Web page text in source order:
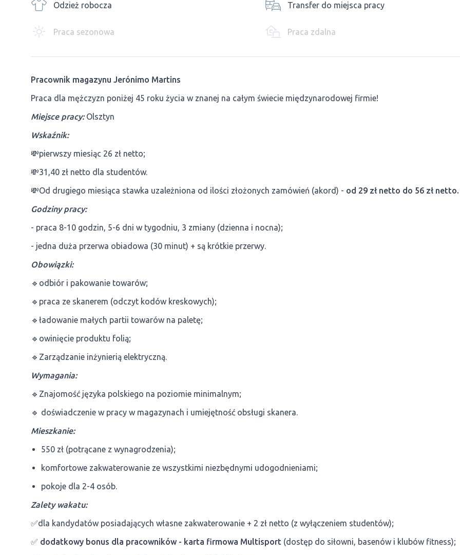
Odzież robocza Transfer do miejsca pracy
Praca sezonowa Praca zdalna
Pracownik magazynu Jerónimo Martins
Praca dla mężczyzn poniżej 45 roku życia w znanej na całym świecie międzynarodowej firmie!
Miejsce pracy:Olsztyn
Wskaźnik:
💸pierwszy miesiąc 26 zł netto;
💸31,40 zł netto dla studentów.
💸Od drugiego miesiąca stawka uzależniona od ilości złożonych zamówień (akord) - od 29 zł netto do 56 zł netto.
Godziny pracy:
- praca 8-10 godzin, 5-6 dni w tygodniu, 3 zmiany (dzienna i nocna);
- jedna duża przerwa obiadowa (30 minut) + są krótkie przerwy.
Obowiązki:
🔹odbiór i pakowanie towarów;
🔹praca ze skanerem (odczyt kodów kreskowych);
🔹ładowanie małych partii towarów na paletę;
🔹owinięcie produktu folią;
🔹Zarządzanie inżynierią elektryczną.
Wymagania:
🔹Znajomość języka polskiego na poziomie minimalnym;
🔹 doświadczenie w pracy w magazynach i umiejętność obsługi skanera.
Mieszkanie:
550 zł (potrącane z wynagrodzenia);
komfortowe zakwaterowanie ze wszystkimi niezbędnymi udogodnieniami;
pokoje dla 2-4 osób.
Zalety wakatu:
✅dla kandydatów posiadających własne zakwaterowanie + 2 zł netto (z wyłączeniem studentów);
✅ dodatkowy bonus dla pracowników - karta firmowa Multisport (dostęp do siłowni, basenów i klubów fitness);